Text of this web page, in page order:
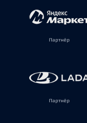
Партнёр
Партнёр